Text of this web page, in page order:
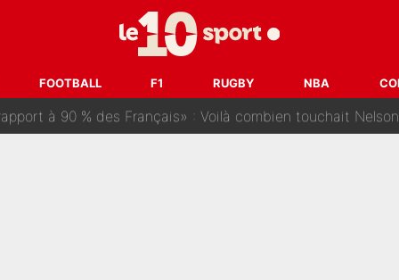
FOOTBALL F1 RUGBY NBA
: Bruno Genesio fait une promesse pour la suite du
en 2027 ? L'IA prédit déjà les deux joueurs qui
90 % des Français» : Voilà combien touchait Nelson Monfort sur